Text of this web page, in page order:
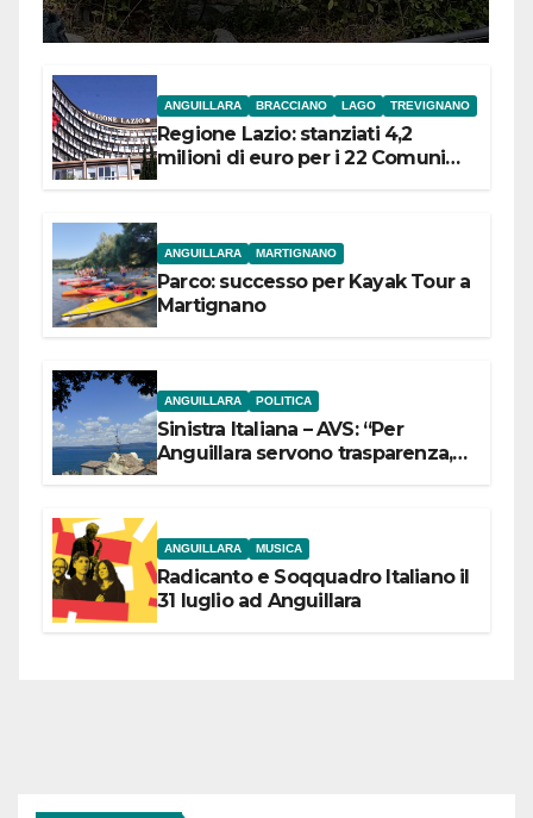
ANGUILLARA BRACCIANO LAGO TREVIGNANO
Regione Lazio: stanziati 4,2
milioni di euro per i 22 Comuni
ANGUILLARA MARTIGNANO
Parco: successo per Kayak Tour a
Martignano
ANGUILLARA POLITICA
Sinistra Italiana – AVS: “Per
Anguillara servono trasparenza,
ANGUILLARA MUSICA
Radicanto e Soqquadro Italiano il
31 luglio ad Anguillara